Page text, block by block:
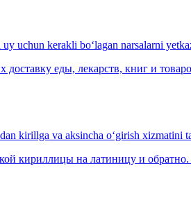
uchun kerakli bo‘lagan narsalarni
еды, лекарств, книг и
kirillga va aksincha o‘girish xizmatini
кириллицы на латиницу и обратно.